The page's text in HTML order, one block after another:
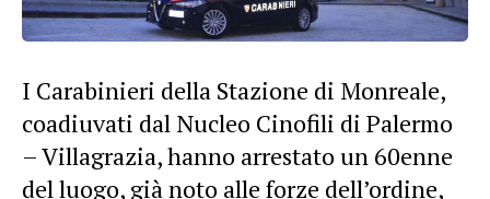
I Carabinieri della Stazione di Monreale,
coadiuvati dal Nucleo Cinofili di Palermo
– Villagrazia, hanno arrestato un 60enne
del luogo, già noto alle forze dell’ordine,